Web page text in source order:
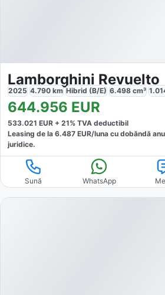
Lamborghini Revuelto
2025 4.790 km Hibrid (B/E) 6.498 cm³
644.956 EUR
533.021 EUR + 21% TVA deductibil
Leasing de la 6.487 EUR/luna cu dobăndă
juridice.
Sună WhatsApp